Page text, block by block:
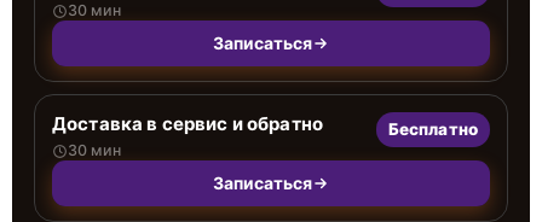
30 мин
Записаться
Доставка в сервис и обратно
30 мин
Бесплатно
Записаться